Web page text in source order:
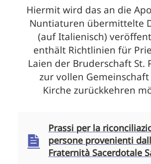
Hiermit wird das an die
Nuntiaturen übermittelte
(auf Italienisch)
enthält Richtlinien für
Laien der Bruderschaft St.
zur vollen
Kirche zurückkehren
Prassi per la
persone provenienti
Fraternità Sacerdotale